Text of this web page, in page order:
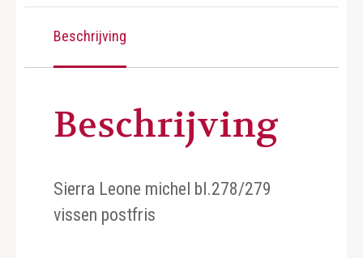
Beschrijving
Beschrijving
Sierra Leone michel bl.278/279
vissen postfris